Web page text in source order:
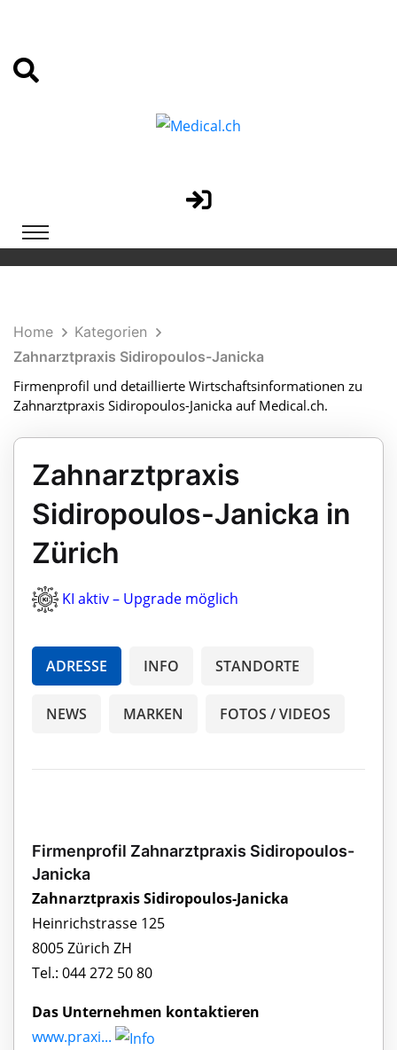
Home
Kategorien
Zahnarztpraxis Sidiropoulos-Janicka
Firmenprofil und detaillierte Wirtschaftsinformationen zu
Zahnarztpraxis Sidiropoulos-Janicka auf Medical.ch.
Zahnarztpraxis
Sidiropoulos-Janicka in
Zürich
KI aktiv – Upgrade möglich
ADRESSE INFO STANDORTE
NEWS MARKEN FOTOS / VIDEOS
Firmenprofil Zahnarztpraxis Sidiropoulos-
Janicka
Zahnarztpraxis Sidiropoulos-Janicka
Heinrichstrasse 125
8005 Zürich ZH
Tel.: 044 272 50 80
Das Unternehmen kontaktieren
www.praxi...